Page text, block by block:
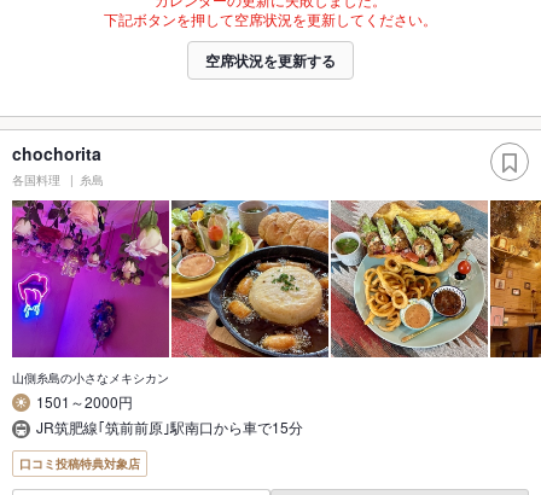
下記ボタンを押して空席状況を更新してください。
空席状況を更新する
chochorita
各国料理 糸島
山側糸島の小さなメキシカン
1501～2000円
JR筑肥線｢筑前前原｣駅南口から車で15分
口コミ投稿特典対象店